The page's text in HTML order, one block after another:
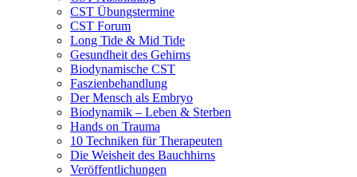
CST Übungstermine
CST Forum
Long Tide & Mid Tide
Gesundheit des Gehirns
Biodynamische CST
Faszienbehandlung
Der Mensch als Embryo
Biodynamik – Leben & Sterben
Hands on Trauma
10 Techniken für Therapeuten
Die Weisheit des Bauchhirns
Veröffentlichungen